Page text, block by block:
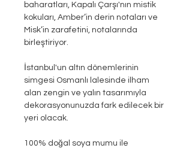
baharatları, Kapalı Çarşı'nın mistik
kokuları, Amber’in derin notaları ve
Misk’in zarafetini, notalarında
birleştiriyor.
İstanbul'un altın dönemlerinin
simgesi Osmanlı lalesinde ilham
alan zengin ve yalın tasarımıyla
dekorasyonunuzda fark edilecek bir
yeri olacak.
100% doğal soya mumu ile